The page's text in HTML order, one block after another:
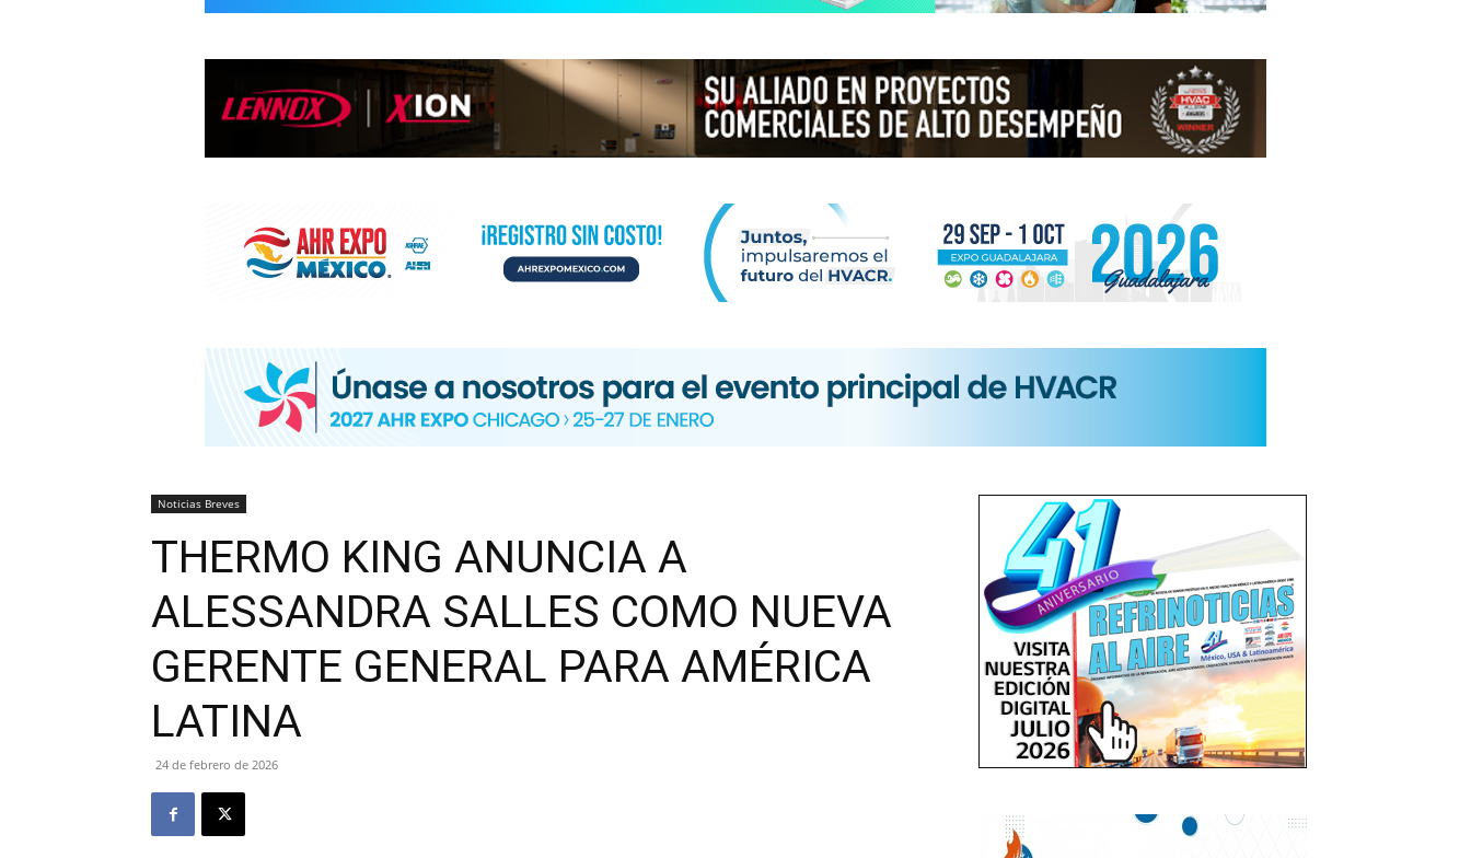
INFORMACIÓN
HVAC/R
DE
Noticias Breves
THERMO KING ANUNCIA A
ALESSANDRA SALLES COMO NUEVA
GERENTE GENERAL PARA AMÉRICA
LATINA
24 de febrero de 2026